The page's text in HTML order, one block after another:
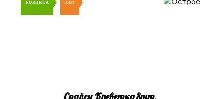
НОВИНКА ХИТ
Спайси Креветка 8шт.